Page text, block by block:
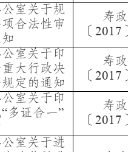
室关于规
合法性审
寿政
〔 2017 〕
室关于印
大行政决
定的通知
寿政
〔 2017 〕
室关于印
“多证合一”
寿政
〔 2017 〕
室关于进